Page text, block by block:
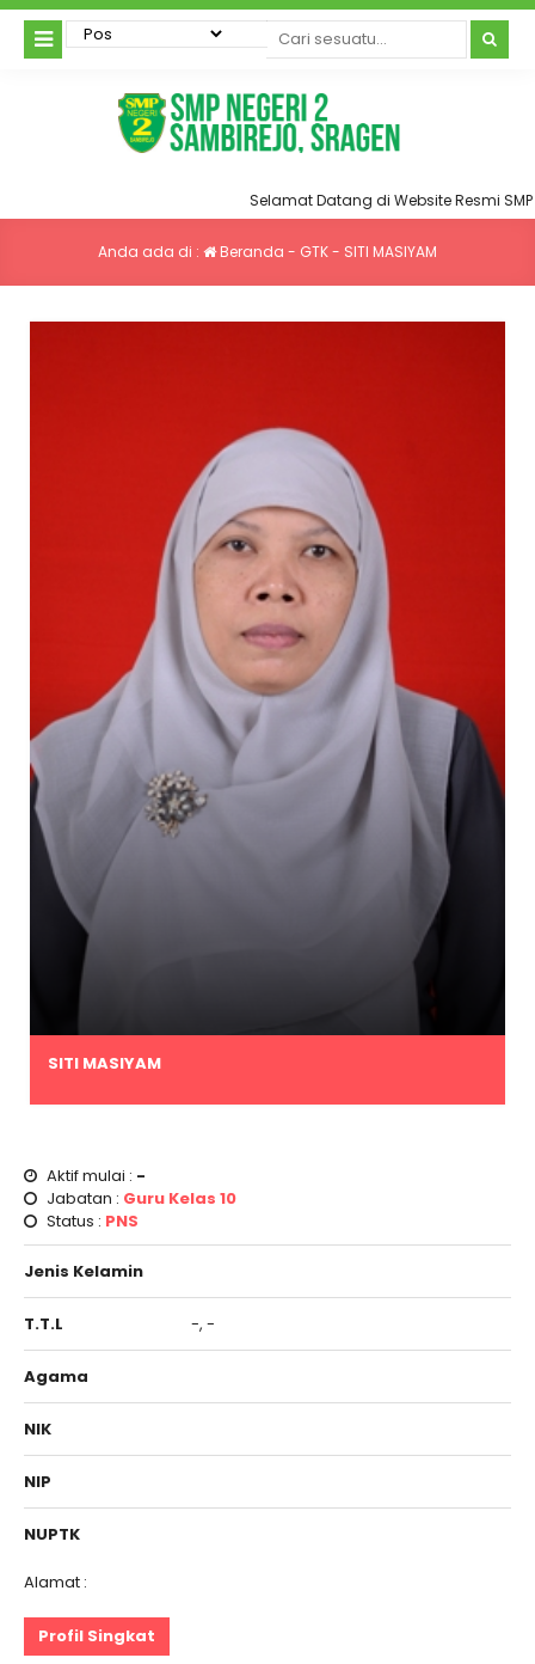
Selamat Datang di Website Resmi SMP
Anda ada di : Beranda - GTK- SITI MASIYAM
SITI MASIYAM
Aktif mulai : -
Jabatan : Guru Kelas 10
Status : PNS
Jenis Kelamin
T.T.L -, -
Agama
NIK
NIP
NUPTK
Alamat :
Profil Singkat